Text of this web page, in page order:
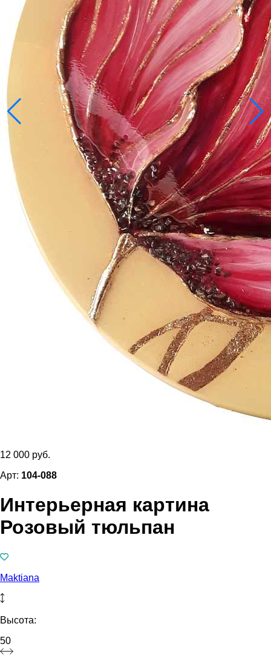
12 000 руб.
Арт: 104-088
Интерьерная картина
Розовый тюльпан
Maktiana
Высота:
50